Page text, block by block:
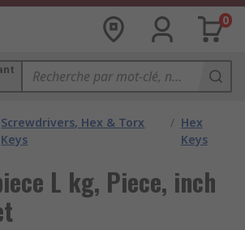
0
Screwdrivers, Hex & Torx
Keys
/ Hex
Keys
L kg, Piece, inch